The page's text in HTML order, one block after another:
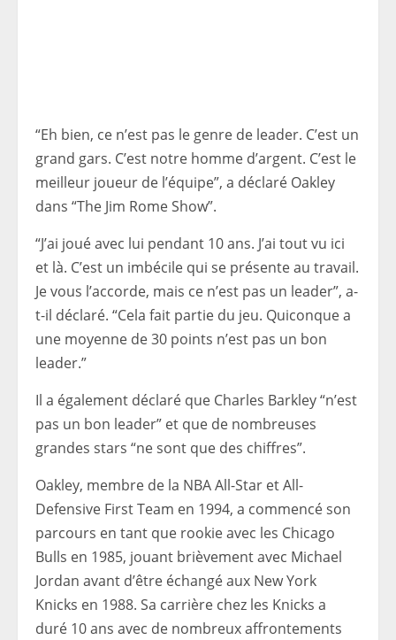
“Eh bien, ce n’est pas le genre de leader. C’est un
grand gars. C’est notre homme d’argent. C’est le
meilleur joueur de l’équipe”, a déclaré Oakley
dans “The Jim Rome Show”.
“J’ai joué avec lui pendant 10 ans. J’ai tout vu ici
et là. C’est un imbécile qui se présente au travail.
Je vous l’accorde, mais ce n’est pas un leader”, a-
t-il déclaré. “Cela fait partie du jeu. Quiconque a
une moyenne de 30 points n’est pas un bon
leader.”
Il a également déclaré que Charles Barkley “n’est
pas un bon leader” et que de nombreuses
grandes stars “ne sont que des chiffres”.
Oakley, membre de la NBA All-Star et All-
Defensive First Team en 1994, a commencé son
parcours en tant que rookie avec les Chicago
Bulls en 1985, jouant brièvement avec Michael
Jordan avant d’être échangé aux New York
Knicks en 1988. Sa carrière chez les Knicks a
duré 10 ans avec de nombreux affrontements